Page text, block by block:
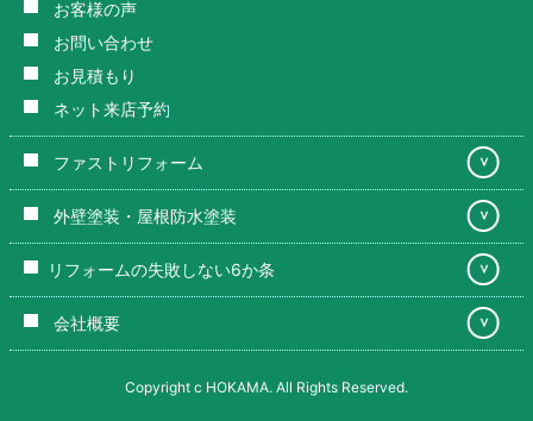
お客様の声
お問い合わせ
お見積もり
ネット来店予約
ファストリフォーム ＞
外壁塗装・屋根防水塗装 ＞
リフォームの失敗しない6か条 ＞
会社概要 ＞
Copyright c HOKAMA. All Rights Reserved.